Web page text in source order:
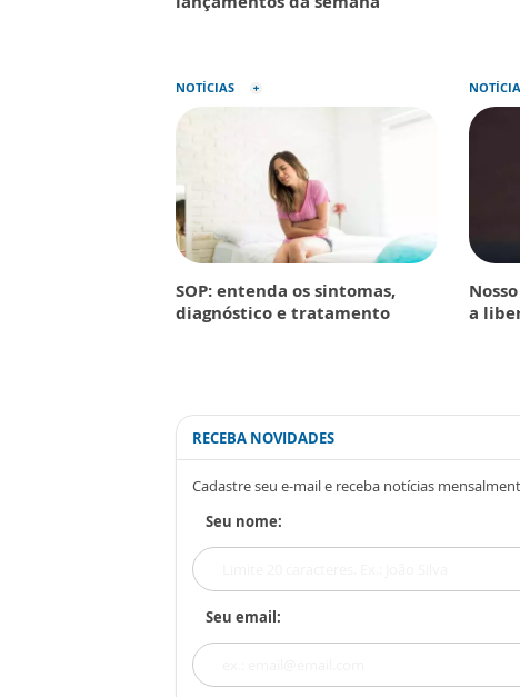
NOTÍCIAS
SOP: entenda os sintomas,
diagnóstico e tratamento
a
RECEBA NOVIDADES
Cadastre seu e-mail e receba notícias
Seu nome:
Seu email: